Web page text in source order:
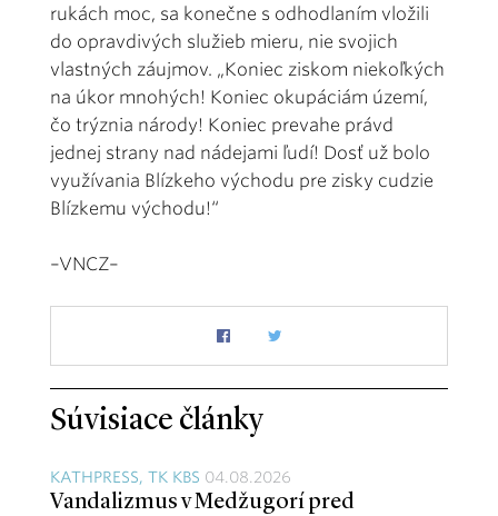
rukách moc, sa konečne s odhodlaním vložili
do opravdivých služieb mieru, nie svojich
vlastných záujmov. „Koniec ziskom niekoľkých
na úkor mnohých! Koniec okupáciám území,
čo trýznia národy! Koniec prevahe právd
jednej strany nad nádejami ľudí! Dosť už bolo
využívania Blízkeho východu pre zisky cudzie
Blízkemu východu!“
–VNCZ–
Súvisiace články
KATHPRESS, TK KBS 04.08.2026
Vandalizmus v Medžugorí pred